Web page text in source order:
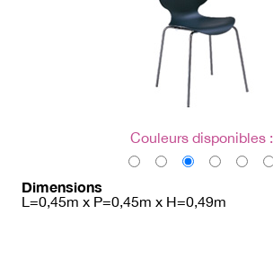
→ Noms / Références
Couleurs disponibles :
Dimensions
L=0,45m x P=0,45m x H=0,49m